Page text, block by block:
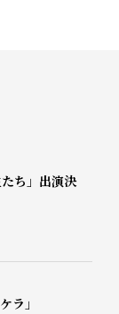
ち」出演決
ラ」